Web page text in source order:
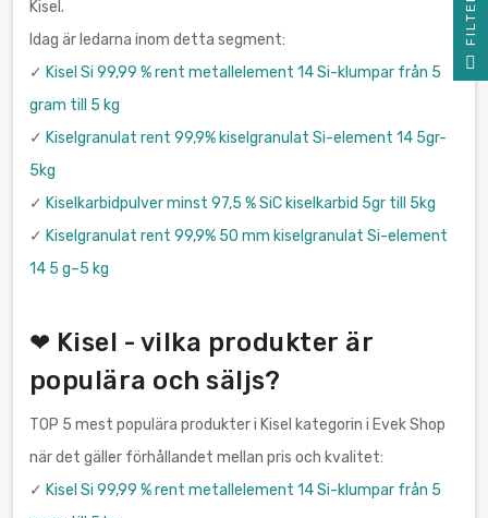
Kisel.
Idag är ledarna inom detta segment:
✓ Kisel Si 99,99 % rent metallelement 14 Si-klumpar från 5
gram till 5 kg
✓ Kiselgranulat rent 99,9% kiselgranulat Si-element 14 5gr-
5kg
✓ Kiselkarbidpulver minst 97,5 % SiC kiselkarbid 5gr till 5kg
✓ Kiselgranulat rent 99,9% 50 mm kiselgranulat Si-element
14 5 g–5 kg
❤ Kisel - vilka produkter är
populära och säljs?
TOP 5 mest populära produkter i Kisel kategorin i Evek Shop
när det gäller förhållandet mellan pris och kvalitet:
✓ Kisel Si 99,99 % rent metallelement 14 Si-klumpar från 5
R